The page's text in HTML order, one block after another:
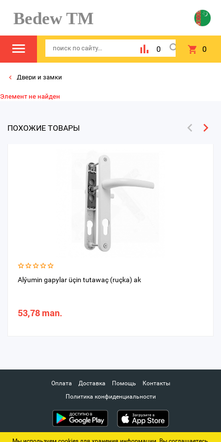
Bedew TM
0 0
Двери и замки
Элемент не найден
ПОХОЖИЕ ТОВАРЫ
Alýumin gapylar üçin tutawaç (ruçka) ak
53,78 man.
Оплата Доставка Помощь
Контакты
Политика конфиденциальности